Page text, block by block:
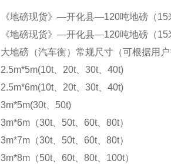
《地磅现货》—开化县—120吨地磅（15
《地磅现货》—开化县—120吨地磅（15
大地磅（汽车衡）常规尺寸（可根据用户
2.5m*5m(10t、20t、30t、40t)
2.5m*6m(10t、20t、30t、40t)
3m*5m(30t、50t)
3m*6m（30t、50t、60t、80t）
3m*7m（30t、50t、60t、80t）
3m*8m（50t、60t、80t、100t）